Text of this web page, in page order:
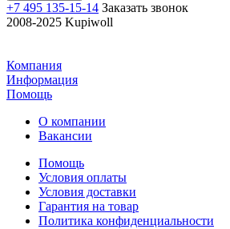
+7 495 135-15-14 Заказать звонок
2008-2025 Kupiwoll
Компания
Информация
Помощь
О компании
Вакансии
Помощь
Условия оплаты
Условия доставки
Гарантия на товар
Политика конфиденциальности